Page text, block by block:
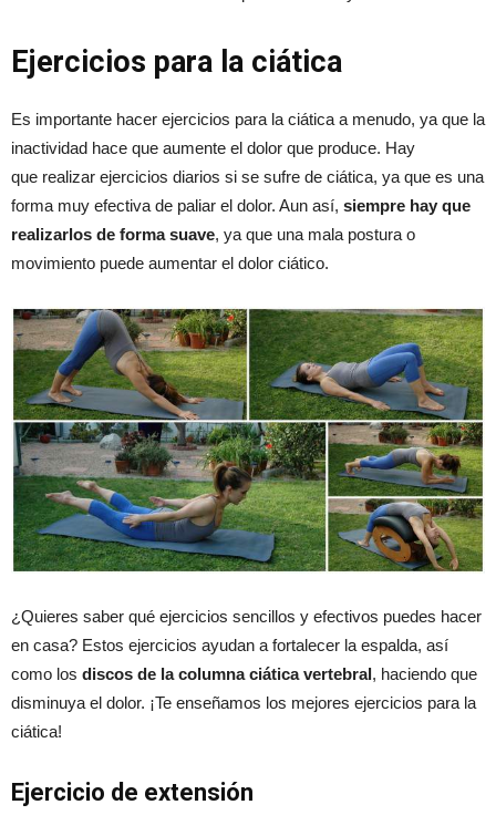
Ejercicios para la ciática
Es importante hacer ejercicios para la ciática a menudo, ya que la
inactividad hace que aumente el dolor que produce. Hay
que realizar ejercicios diarios si se sufre de ciática, ya que es una
forma muy efectiva de paliar el dolor. Aun así, siempre hay que
realizarlos de forma suave, ya que una mala postura o
movimiento puede aumentar el dolor ciático.
¿Quieres saber qué ejercicios sencillos y efectivos puedes hacer
en casa? Estos ejercicios ayudan a fortalecer la espalda, así
como los discos de la columna ciática vertebral, haciendo que
disminuya el dolor. ¡Te enseñamos los mejores ejercicios para la
ciática!
Ejercicio de extensión